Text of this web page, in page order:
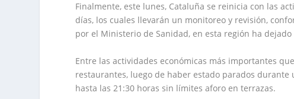
Finalmente, este lunes, Cataluña se reinicia con las
días, los cuales llevarán un monitoreo y revisión,
por el Ministerio de Sanidad, en esta región ha
Entre las actividades económicas más importantes
restaurantes, luego de haber estado parados
hasta las 21:30 horas sin límites aforo en terrazas.